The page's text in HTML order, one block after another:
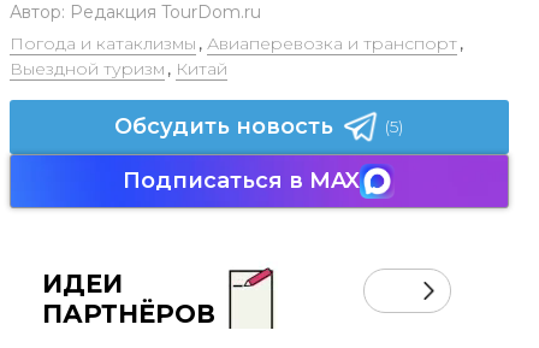
Автор: Редакция TourDom.ru
Погода и катаклизмы , Авиаперевозка и транспорт,
Выездной туризм , Китай
Обсудить новость (5)
Подписаться в MAX
ИДЕИ
ПАРТНЁРОВ